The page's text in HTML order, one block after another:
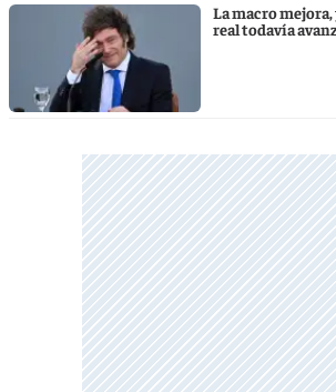
La macro
real todavía